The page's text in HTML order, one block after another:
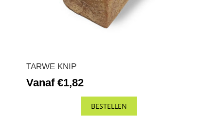
TARWE KNIP
Vanaf €1,82